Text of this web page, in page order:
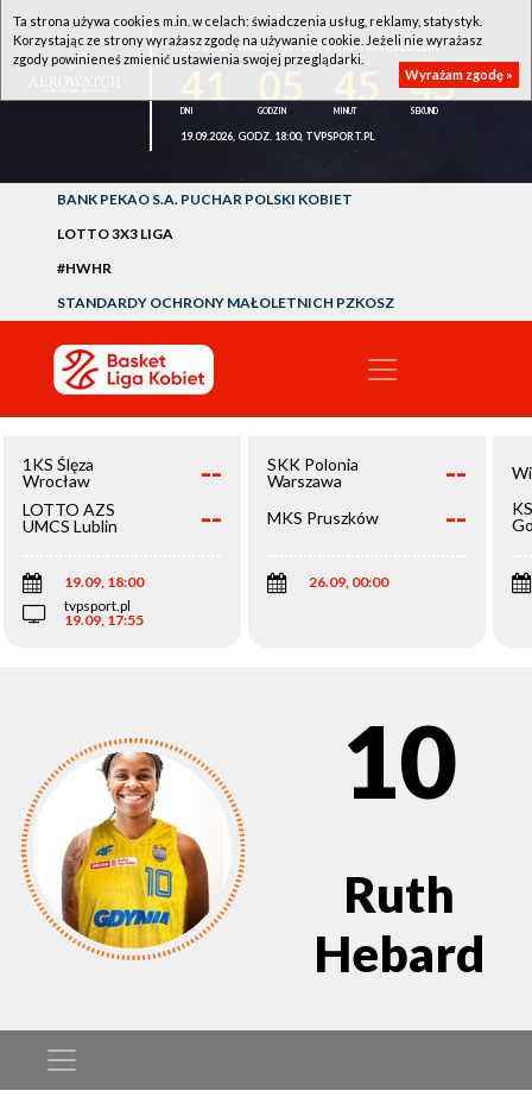
1KS ŚLĘZA WROCŁAW - LOTTO AZS UMCS LUBLIN
45
19.09.2026, GODZ. 18:00, TVPSPORT.PL
BANK PEKAO S.A. PUCHAR POLSKI KOBIET
LOTTO 3X3 LIGA
#HWHR
STANDARDY OCHRONY MAŁOLETNICH PZKOSZ
1KS Ślęza
Wrocław
--
LOTTO AZS
UMCS Lublin
--
19.09, 18:00
tvpsport.pl
19.09, 17:55
SKK Polonia
Warszawa
--
MKS Pruszków --
26.09, 00:00
10
Ruth
Hebard
Ta strona używa cookies m.in. w celach: świadczenia usług, reklamy, statystyk.
Korzystając ze strony wyrażasz zgodę na używanie cookie. Jeżeli nie wyrażasz
zgody powinieneś zmienić ustawienia swojej przeglądarki.
Wyrażam zgodę »